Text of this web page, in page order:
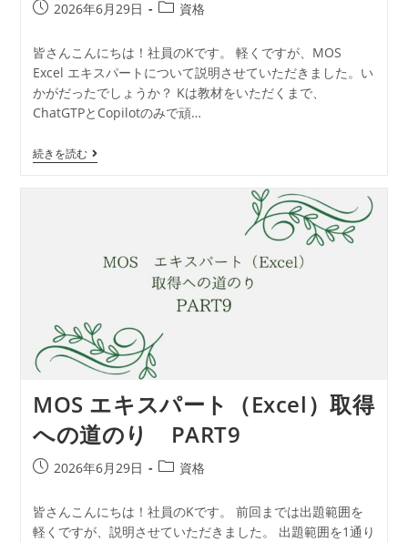
2026年6月29日 資格
皆さんこんにちは！社員のKです。 軽くですが、MOS
Excel エキスパートについて説明させていただきました。い
かがだったでしょうか？ Kは教材をいただくまで、
ChatGTPとCopilotのみで頑…
続きを読む
MOS エキスパート（Excel）取得
への道のり PART9
2026年6月29日 資格
皆さんこんにちは！社員のKです。 前回までは出題範囲を
軽くですが、説明させていただきました。 出題範囲を1通り